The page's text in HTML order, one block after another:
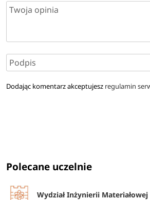
Dodając komentarz akceptujesz regulamin
Polecane uczelnie
Wydział Inżynierii